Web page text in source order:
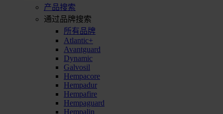
产品搜索
通过品牌搜索
所有品牌
Atlantic+
Avantguard
Dynamic
Galvosil
Hempacore
Hempadur
Hempafire
Hempaguard
Hempalin